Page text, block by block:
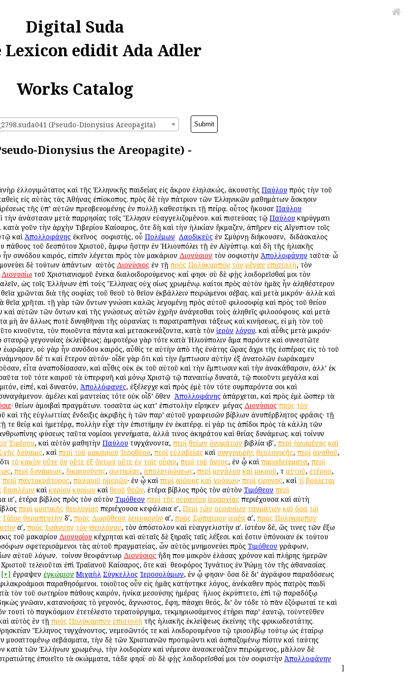
Digital Suda
Lexicon edidit Ada Adler
Works Catalog
(Pseudo-Dionysius Areopagita)
Dionysius the Areopagite) -
ἐλλογιμώτατος καὶ τῆς Ἑλληνικῆς παιδείας εἰς ἄκρον ἐληλακώς, ἀκουστὴς Παύλου πρὸς τὴν τοῦ
εἰς αὐτὰς τὰς Ἀθήνας ἐπίσκοπος. πρὸς δὲ τὴν πάτριον τῶν Ἑλληνικῶν μαθημάτων ἄσκησιν
τῆς ὑπ’ αὐτῶν πρεσβευομένης ἐν πολλῇ καθεστήκει τῇ πείρᾳ. οὗτος ἤκουσε Παύλου
ἀνάστασιν μετὰ παρρησίας τοῖς Ἕλλησιν εὐαγγελιζομένου. καὶ πιστεύσας τῷ Παύλου κηρύγματι
κατὰ γοῦν τὴν ἀρχὴν Τιβερίου Καίσαρος, ὅτε δὴ καὶ τὴν ἡλικίαν ἤκμαζεν, ἀπῆρεν εἰς Αἴγυπτον τοῖς
καὶ Ἀπολλοφάνης ἐκεῖνος ὁ σοφιστής, οὗ Πολέμων Λαοδικεὺς ἐν Σμύρνῃ διήκουσεν, ὁ διδάσκαλος
πάθους τοῦ δεσπότου Χριστοῦ, ἄμφω ἤστην ἐν Ἡλιουπόλει τῇ ἐν Αἰγύπτῳ. καὶ δὴ τῆς ἡλιακῆς
συνόδου καιρός, εἰπεῖν λέγεται πρὸς τὸν μακάριον Διονύσιον τὸν σοφιστὴν Ἀπολλοφάνην ταῦτα· ὦ
δὲ τούτων ἁπάντων ὁ αὐτὸς Διονύσιος ἐν τῇ πρὸς Πολύκαρπον τὸν μέγαν ἐπιστολῇ, τὸν
Διονυσίῳ τοῦ Χριστιανισμοῦ ἕνεκα διαλοιδορούμενος· καί φησι· σὺ δὲ φῂς λοιδορεῖσθαί μοι τὸν
ὡς τοῖς Ἑλλήνων ἐπὶ τοὺς Ἕλληνας οὐχ ὁσίως χρωμένῳ. καίτοι πρὸς αὐτὸν ἡμᾶς ἦν ἀληθέστερον
χρῶνται διὰ τῆς σοφίας τοῦ θεοῦ τὸ θεῖον ἐκβάλλειν πειρώμενοι σέβας. καὶ μετὰ μικρόν· ἀλλὰ καὶ
τὰ θεῖα χρῆται. τῇ γὰρ τῶν ὄντων γνώσει καλῶς λεγομένῃ πρὸς αὐτοῦ φιλοσοφίᾳ καὶ πρὸς τοῦ θείου
καὶ αὐτῶν τῶν ὄντων καὶ τῆς γνώσεως αὐτῶν ἐχρῆν ἀνάγεσθαι τοὺς ἀληθεῖς φιλοσόφους. καὶ μετὰ
μὴ ἂν ἄλλως ποτὲ δυνηθῆναι τῆς οὐρανίας τι παρατραπῆναι τάξεως καὶ κινήσεως, εἰ μὴ τὸν τοῦ
κινοῦντα, τὸν ποιοῦντα πάντα καὶ μετασκευάζοντα, κατὰ τὸν ἱερὸν λόγον. καὶ αὖθις μετὰ μικρόν·
σταυρῷ γεγονυίας ἐκλείψεως; ἀμφοτέρω γὰρ τότε κατὰ Ἡλιούπολιν ἅμα παρόντε καὶ συνεστῶτε
οὐ γὰρ ἦν συνόδου καιρός, αὖθίς τε αὐτὴν ἀπὸ τῆς ἐνάτης ὥρας ἄχρι τῆς ἑσπέρας εἰς τὸ τοῦ
δέ τι καὶ ἕτερον αὐτόν· οἶδε γὰρ ὅτι καὶ τὴν ἔμπτωσιν αὐτὴν ἐξ ἀνατολῶν ἑωράκαμεν
εἶτα ἀναποδίσασαν, καὶ αὖθις οὐκ ἐκ τοῦ αὐτοῦ καὶ τὴν ἔμπτωσιν καὶ τὴν ἀνακάθαρσιν, ἀλλ’ ἐκ
τοῦ τότε καιροῦ τὰ ὑπερφυῆ καὶ μόνῳ Χριστῷ τῷ παναιτίῳ δυνατά, τῷ ποιοῦντι μεγάλα καὶ
εἰπέ, καὶ δυνατόν, Ἀπολλόφανες, ἐξέλεγχε καὶ πρὸς ἐμὲ τὸν τότε συμπαρόντα σοι καὶ
ἀμέλει καὶ μαντείας τότε οὐκ οἶδ’ ὅθεν ὁ Ἀπολλοφάνης ἀπάρχεται, καὶ πρὸς ἐμὲ ὥσπερ τὰ
· θείων ἀμοιβαὶ πραγμάτων. τοσαῦτα ὡς κατ’ ἐπιστολὴν εἴρηκεν ὁ μέγας Διονύσιος πρὸς τὸν
καὶ τῆς εὐγλωττίας ἔνδειξις ἀκριβὴς ἡ τῶν παρ’ αὐτοῦ γραφεισῶν βίβλων ἀνυπέρβλητος φράσις· τῇ
θείᾳ καὶ ἡμετέρᾳ, πολλὴν εἶχε τὴν ἐπιστήμην ἐν ἑκατέρᾳ. εἰ γάρ τις ἀπίδοι πρὸς τὰ κάλλη τῶν
φύσεως ταῦτα νομίσοι γεννήματα, ἀλλά τινος ἀκηράτου καὶ θείας δυνάμεως. καὶ τοίνυν
Ἐφέσου, καὶ αὐτὸν μαθητὴν Παύλου τυγχάνοντα, περὶ θείων ὀνομάτων βιβλία ιβʹ, περὶ ἡνωμένης καὶ
δύναμις, καὶ περὶ τοῦ μακαρίου Ἱεροθέου, περὶ εὐλαβείας καὶ συγγραφῆς θεολογικῆς, περὶ ἀγαθοῦ,
τὸ κακὸν οὔτε ὂν οὔτε ἐξ ὄντων οὔτε ἐν τοῖς οὖσιν, περὶ τοῦ ὄντος, ἐν ᾧ καὶ παραδείγματα, περὶ
, περὶ δυνάμεως, δικαιοσύνης, σωτηρίας, ἀπολυτρώσεως, περὶ μεγάλου καὶ μικροῦ, τ αὐτοῦ, ἑτέρου,
περὶ παντοκράτορος, παλαιοῦ ἡμερῶν· ἐν ᾧ καὶ περὶ αἰῶνος καὶ χρόνων· περὶ εἰρήνης, καὶ τί βούλεται
βασιλέων καὶ κυρίου κυρίων καὶ θεοῦ θεῶν. ἑτέρα βίβλος πρὸς τὸν αὐτὸν Τιμόθεον περὶ
ιεʹ, ἑτέρα βίβλος πρὸς τὸν αὐτὸν Τιμόθεον περὶ τῆς οὐρανίου ἱεραρχίας περιέχουσα καὶ αὐτὴ
περὶ μυστικῆς θεολογίας περιέχουσα κεφάλαια εʹ, Περὶ τῶν οὐρανίων ταγμάτων καὶ ὅσα τῷ
Γάϊον θεραπευτὴν δʹ, πρὸς Δωρόθεον λειτουργὸν αʹ, πρὸς Σώπατρον ἱερέα αʹ, πρὸς Πολύκαρπον
αʹ, πρὸς Ἰωάννην τὸν Θεολόγον, τὸν ἀπόστολον καὶ εὐαγγελιστὴν αʹ. ἰστέον δέ, ὥς τινες τῶν ἔξω
τοῦ μακαρίου Διονυσίου κέχρηται καὶ αὐταῖς δὲ ξηραῖς ταῖς λέξεσι. καὶ ἔστιν ὑπόνοιαν ἐκ τούτου
σφετερισάμενοι τὰς αὐτοῦ πραγματείας, ὧν αὐτὸς μνημονεύει πρὸς Τιμόθεον γράφων,
αὐτοῦ λόγων. ὁ τοίνυν θεοφάντωρ Διονύσιος ἤδη που μακρὸν ἐλάσας χρόνον καὶ πλήρης ἡμερῶν
τελειοῦται ἐπὶ Τραϊανοῦ Καίσαρος, ὅτε καὶ ὁ θεοφόρος Ἰγνάτιος ἐν Ῥώμῃ τὸν τῆς ἀθανασίας
[+] ἔγραψεν ἐγκώμιον Μιχαὴλ Σύγκελλος Ἱεροσολύμων, ἐν ᾧ φησιν· ὅσα δὲ δι’ ἀγράφου παραδόσεως
παραθησόμενοι. τοιοῦτος οὖν εἰς ἡμᾶς κατήντηκε λόγος, ἀνέκαθεν πρὸς πατρὸς παιδὶ
τὸν τοῦ σωτηρίου πάθους καιρόν, ἡνίκα μεσούσης ἡμέρας ὁ ἥλιος ἐκρύπτετο, ἐπὶ τῷ παραδόξῳ
γνῶσιν, κατανοήσας τὸ γεγονός, ἄγνωστος, ἔφη, πάσχει θεός, δι’ ὃν τόδε τὸ πᾶν ἐζόφωταί τε καὶ
τὸ παγκόσμιον ἐτετέλεστο τερατούργημα, τεκμηριωσάμενος ἐτήρει παρ’ ἑαυτῷ, τοὐντεῦθεν
αὐτὸς ἐν τῇ πρὸς Πολύκαρπον ἐπιστολῇ τῆς ἡλιακῆς ἐκλείψεως ἐκείνης τῆς φρικωδεστάτης.
Ἕλληνος τυγχάνοντος, νεμεσῶντός τε καὶ λοιδορουμένου τῷ τρισολβίῳ τούτῳ ὡς ἑταίρῳ
μυσαττομένῳ σεβάσματα, τὴν δὲ τῶν Χριστιανῶν προτιμῶντι καὶ ἀσπαζομένῳ πίστιν καὶ ταύτης
κατὰ τῶν Ἑλλήνων χρωμένῳ, τὴν λοιδορίαν καὶ νέμεσιν ἀνασκευάζειν πειρώμενος, μᾶλλον δὲ
ἐποιεῖτο τὰ σκώμματα, τάδε φησί· σὺ δὲ φῂς λοιδορεῖσθαί μοι τὸν σοφιστὴν Ἀπολλοφάνην
]